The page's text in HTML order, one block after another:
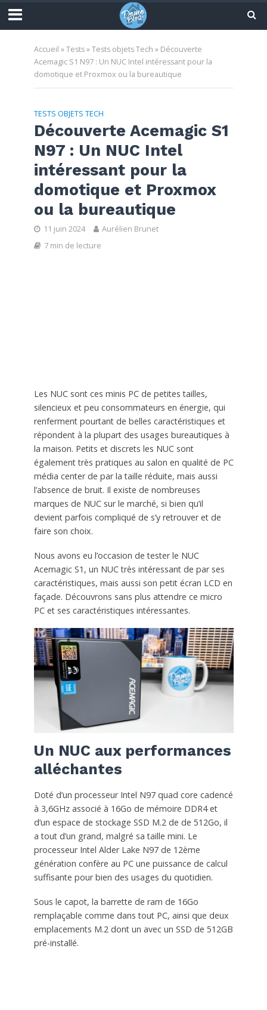
Accueil »Tests»Tests objets Tech » Découverte
Acemagic S1 N97 : Un NUC Intel intéressant pour la
domotique et Proxmox ou la bureautique
TESTS OBJETS TECH
Découverte Acemagic S1
N97 : Un NUC Intel
intéressant pour la
domotique et Proxmox
ou la bureautique
11 juin 2024
Aurélien Brunet
7 min de lecture
Les NUC sont ces minis PC de petites tailles,
silencieux et peu consommateurs en énergie, qui
renferment pourtant de belles caractéristiques et
répondent à la plupart des usages bureautiques à
la maison. Petits et discrets les NUC sont
également très pratiques au salon en qualité de PC
média center de par la taille réduite, mais aussi
l’absence de bruit. Il existe de nombreuses
marques de NUC sur le marché, si bien qu’il
devient parfois compliqué de s’y retrouver et de
faire son choix.
Nous avons eu l’occasion de tester le NUC
Acemagic S1, un NUC très intéressant de par ses
caractéristiques, mais aussi son petit écran LCD en
façade. Découvrons sans plus attendre ce micro
PC et ses caractéristiques intéressantes.
Un NUC aux performances
alléchantes
Doté d’un processeur Intel N97 quad core cadencé
à 3,6GHz associé à 16Go de mémoire DDR4 et
d’un espace de stockage SSD M.2 de de 512Go, il
a tout d’un grand, malgré sa taille mini. Le
processeur Intel Alder Lake N97 de 12ème
génération confère au PC une puissance de calcul
suffisante pour bien des usages du quotidien.
Sous le capot, la barrette de ram de 16Go
remplaçable comme dans tout PC, ainsi que deux
emplacements M.2 dont un avec un SSD de 512GB
pré-installé.